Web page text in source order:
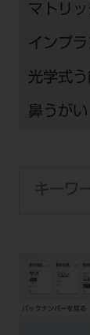
マトリ
インプラ
光学式
鼻うがい